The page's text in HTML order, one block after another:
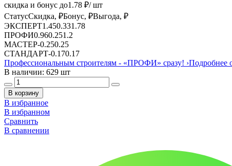
скидка и бонус до1.78 ₽/ шт
СтатусСкидка, ₽Бонус, ₽Выгода, ₽
ЭКСПЕРТ1.450.331.78
ПРОФИ0.960.251.2
МАСТЕР-0.250.25
СТАНДАРТ-0.170.17
Профессиональным строителям - «ПРОФИ» сразу! ›Подробнее
В наличии: 629 шт
В корзину
В избранное
В избранном
Сравнить
В сравнении